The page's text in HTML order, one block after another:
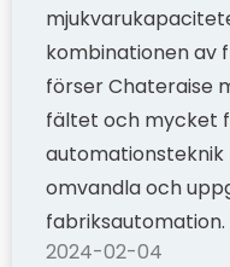
kombinationen av
förser Chateraise
fältet och mycket
omvandla och
fabriksautomation.
2024-02-04